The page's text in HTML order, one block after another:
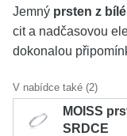
Jemný prsten z
cit a nadčasovou
dokonalou
V nabídce také (2)
MOISS
SRDCE